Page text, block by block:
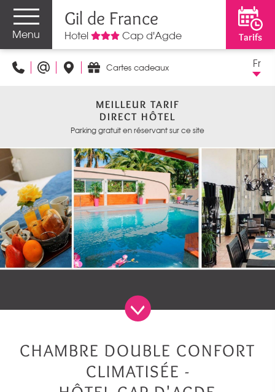
Menu
Gil de France
Hotel Cap d'Agde Tarifs
Cartes cadeaux Fr
MEILLEUR TARIF
DIRECT HÔTEL
Parking gratuit en réservant sur ce site
CHAMBRE DOUBLE CONFORT
CLIMATISÉE -